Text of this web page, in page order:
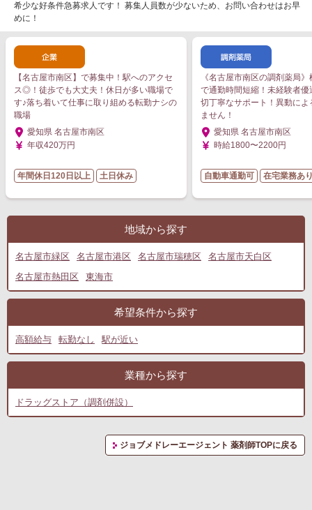
希少な好条件急募求人です！ 募集人員数が少ないため、お問い合わせはお早
めに！
【名古屋市南区】で募集中！駅へのアクセ
ス◎！徒歩でも大丈夫！休日が多い職場で
す♪落ち着いて仕事に取り組める転勤ナシの
職場
愛知県 名古屋市南区
年収420万円
年間休日120日以上 土日休み
《名古屋市南区の調剤薬局
で通勤時間短縮！未経験者優
切丁寧なサポート！異動によ
ません！
愛知県 名古屋市南区
時給1800〜2200円
自動車通勤可 在宅業務あ
地域から探す
名古屋市緑区 名古屋市港区 名古屋市瑞穂区
名古屋市天白区
名古屋市熱田区
東海市
希望条件から探す
高額給与 転勤なし 駅が近い
業種から探す
ドラッグストア（調剤併設）
ジョブメドレーエージェント 薬剤師TOPに戻る